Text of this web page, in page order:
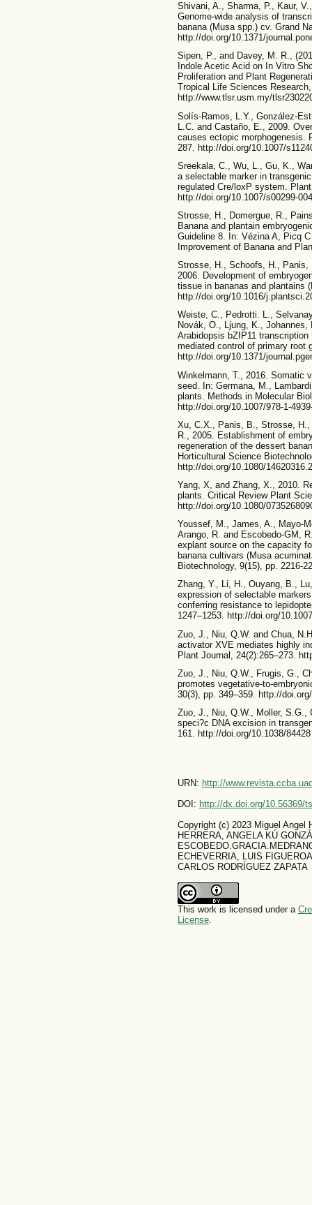
Shivani, A., Sharma, P., Kaur,
Genome-wide analysis of
banana (Musa spp.) cv. Grand
http://doi.org/10.1371/
Sipen, P., and Davey, M. R.,
Indole Acetic Acid on In Vitro
Proliferation and Plant
Tropical Life Sciences
http://www.tlsr.usm.my/
Solís-Ramos, L.Y., González-
L.C. and Castaño, E., 2009.
causes ectopic morphogenesis.
287. http://doi.org/10.1007/
Sreekala, C., Wu, L., Gu, K.,
a selectable marker in
regulated Cre/loxP system.
http://doi.org/10.1007/s00299-
Strosse, H., Domergue, R.,
Banana and plantain
Guideline 8. In: Vézina A, Picq
Improvement of Banana and
Strosse, H., Schoofs, H., Panis,
2006. Development of
tissue in bananas and plantains
http://doi.org/10.1016/
Weiste, C., Pedrotti. L.,
Novák, O., Ljung, K., Johannes,
Arabidopsis bZIP11
mediated control of primary root
http://doi.org/10.1371/
Winkelmann, T., 2016. Somatic
seed. In: Germana, M.,
plants. Methods in Molecular
http://doi.org/10.1007/978-1-
Xu, C.X., Panis, B., Strosse,
R., 2005. Establishment of
regeneration of the dessert
Horticultural Science
http://doi.org/10.1080/
Yang, X, and Zhang, X., 2010.
plants. Critical Review Plant
http://doi.org/10.1080/
Youssef, M., James, A., Mayo-
Arango, R. and Escobedo-GM,
explant source on the capacity
banana cultivars (Musa
Biotechnology, 9(15), pp. 2216-
Zhang, Y., Li, H., Ouyang, B.,
expression of selectable
conferring resistance to
1247–1253. http://doi.org/
Zuo, J., Niu, Q.W. and Chua,
activator XVE mediates highly
Plant Journal, 24(2):265–273.
Zuo, J., Niu, Q.W., Frugis, G.,
promotes vegetative-to-
30(3), pp. 349–359. http://
Zuo, J., Niu, Q.W., Moller, S.G.,
speci?c DNA excision in
161. http://doi.org/10.1038/84428
URN: http://
DOI: http://dx.doi.org/10.56369/
Copyright (c) 2023 Miguel Angel
HERRERA, ANGELA KÚ
ECHEVERRIA, LUIS
CARLOS RODRÍGUEZ ZAPATA
This work is licensed under a
License.